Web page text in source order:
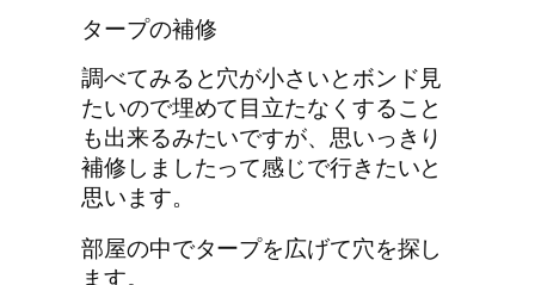
タープの補修
調べてみると穴が小さいとボンド見
たいので埋めて目立たなくすること
も出来るみたいですが、思いっきり
補修しましたって感じで行きたいと
思います。
部屋の中でタープを広げて穴を探し
ます。